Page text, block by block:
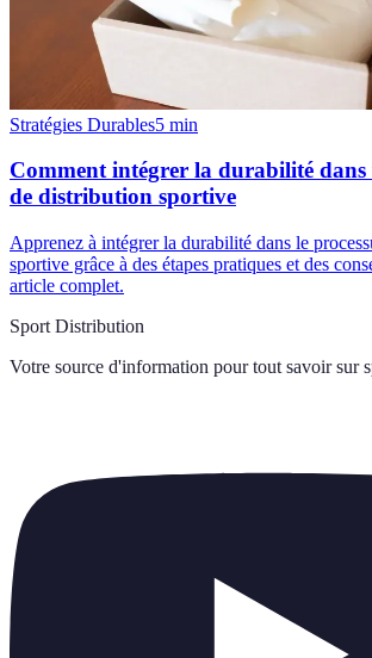
Stratégies Durables5 min
Comment intégrer la durabilité dans
de distribution sportive
Apprenez à intégrer la durabilité dans le
sportive grâce à des étapes pratiques et des
article complet.
Sport Distribution
Votre source d'information pour tout savoir sur